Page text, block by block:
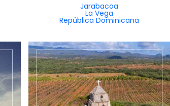
Jarabacoa
La Vega
República Dominicana